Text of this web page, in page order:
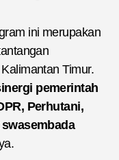
ini merupakan
Timur.
pemerintah
Perhutani,